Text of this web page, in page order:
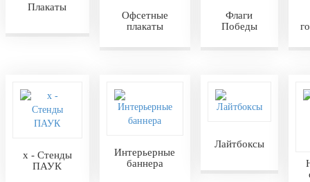
Плакаты
Офсетные
плакаты
Флаги
Победы
х - Стенды
ПАУК
Интерьерные
баннера
Лайтбоксы